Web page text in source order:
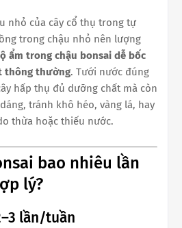
nhỏ của cây cổ thụ trong tự
trong chậu nhỏ nên lượng
ẩm trong chậu bonsai dễ bốc
thông thường. Tưới nước đúng
hấp thụ đủ dưỡng chất mà còn
tránh khô héo, vàng lá, hay
thừa hoặc thiếu nước.
bao nhiêu lần
lý?
lần/tuần